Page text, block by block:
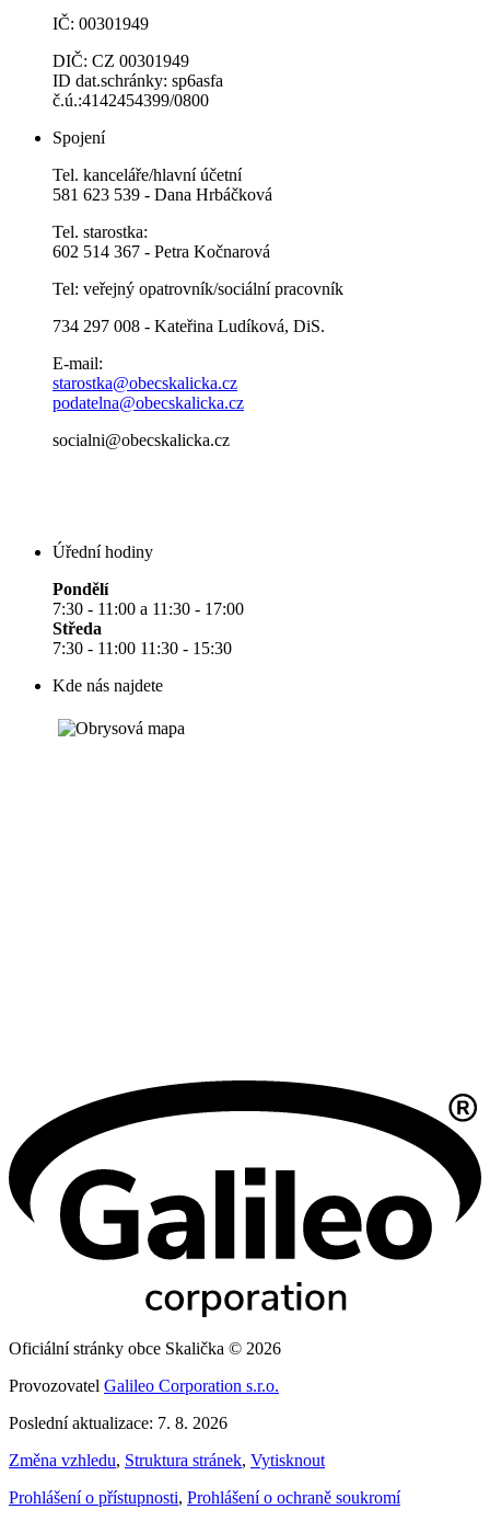
IČ: 00301949
DIČ: CZ 00301949
ID dat.schránky: sp6asfa
č.ú.:4142454399/0800
Spojení
Tel. kanceláře/hlavní účetní
581 623 539 - Dana Hrbáčková
Tel. starostka:
602 514 367 - Petra Kočnarová
Tel: veřejný opatrovník/sociální pracovník
734 297 008 - Kateřina Ludíková, DiS.
E-mail:
starostka@obecskalicka.cz
podatelna@obecskalicka.cz
socialni@obecskalicka.cz
Úřední hodiny
Pondělí
7:30 - 11:00 a 11:30 - 17:00
Středa
7:30 - 11:00 11:30 - 15:30
Kde nás najdete
Oficiální stránky obce Skalička © 2026
Provozovatel Galileo Corporation s.r.o.
Poslední aktualizace: 7. 8. 2026
Změna vzhledu, Struktura stránek, Vytisknout
Prohlášení o přístupnosti, Prohlášení o ochraně soukromí